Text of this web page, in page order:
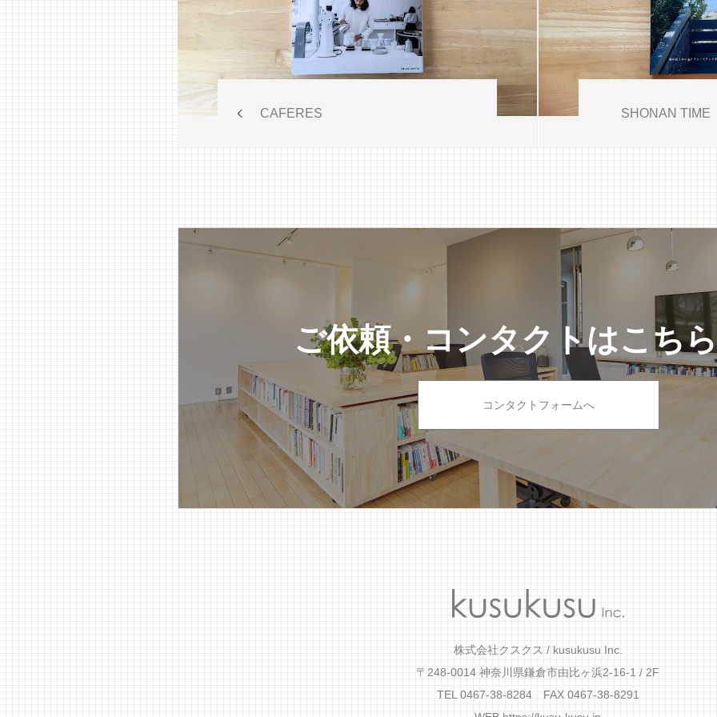
CAFERES SHONAN TIME
ご依頼・コンタクトはこち
コンタクトフォームへ
株式会社クスクス / kusukusu Inc.
〒248-0014 神奈川県鎌倉市由比ヶ浜2-16-1 / 2F
TEL 0467-38-8284 FAX 0467-38-8291